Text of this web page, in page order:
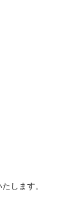
します。